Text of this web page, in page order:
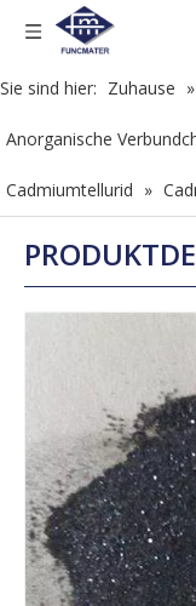
Sie sind hier: Zuhause »
Anorganische
Cadmiumtellurid »